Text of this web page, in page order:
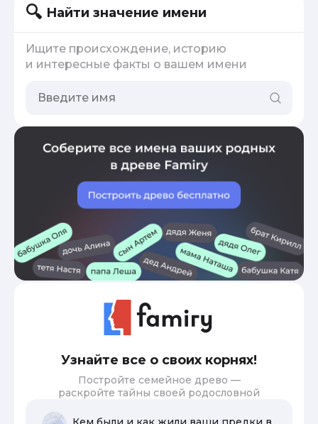
Найти значение имени
Ищите происхождение, историю
и интересные факты о вашем имени
Узнайте все о своих корнях!
Постройте семейное древо —
раскройте тайны своей родословной